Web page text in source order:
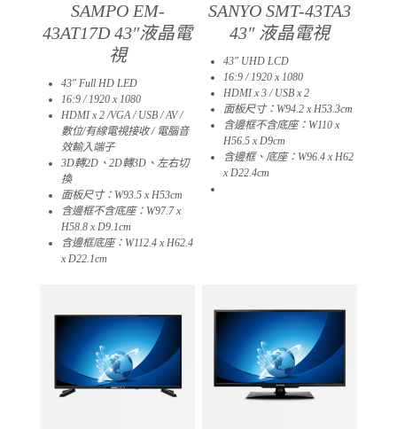
SAMPO EM-
43AT17D 43″液晶電
視
43″ Full HD LED
16:9 / 1920 x 1080
HDMI x 2 /VGA / USB / AV /
數位/有線電視接收 / 電腦音
效輸入端子
3D轉2D、2D轉3D、左右切
換
面板尺寸：W93.5 x H53cm
含邊框不含底座：W97.7 x
H58.8 x D9.1cm
含邊框底座：W112.4 x H62.4
x D22.1cm​
SANYO SMT-43TA3
43″ 液晶電視
43″ UHD LCD
16:9 / 1920 x 1080
HDMI x 3 / USB x 2
面板尺寸：W94.2 x H53.3cm
含邊框不含底座：W110 x
H56.5 x D9cm
含邊框、底座：W96.4 x H62
x D22.4cm